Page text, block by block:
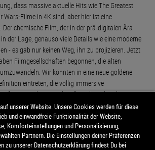
dass massive aktuelle Hits wie The Greatest
Wars-Filme in 4K sind, aber hier ist eine
Der chemische Film, der in der prä-digitalen Ära
der Lage, genauso viele Details wie eine moderne
- es gab nur keinen Weg, ihn zu projizieren. Jetzt
Filmgesellschaften begonnen, die alten
Wir könnten in eine neue goldene
eintreten, die völlig immersive
für neue Filme, sondern für jeden Film, den Sie
Demnächst in Ihrem lokalen Vue.
unserer Website. Unsere Cookies werden für diese
und einwandfreie Funktionalität der Website,
Komforteinstellungen und Personalisierung,
Partnern. Die Einstellungen deiner Präferenzen
zu unserer Datenschutzerklärung findest Du bei